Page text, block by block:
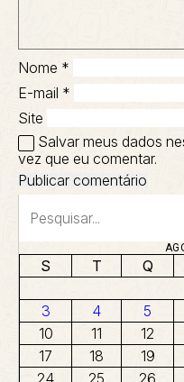
Nome *
E-mail *
Site
Salvar meus dados
vez que eu comentar.
S T Q
3
4 5
10
11 12
17
18 19
24
25 26